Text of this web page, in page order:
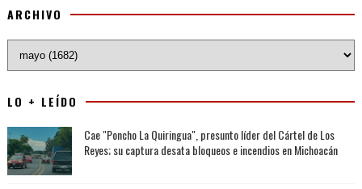
ARCHIVO
LO + LEÍDO
Cae "Poncho La Quiringua", presunto líder del Cártel de Los
Reyes; su captura desata bloqueos e incendios en Michoacán